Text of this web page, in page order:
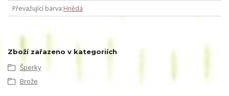
Převažující barva Hnědá
Zboží zařazeno v kategoriích
Šperky
Brože